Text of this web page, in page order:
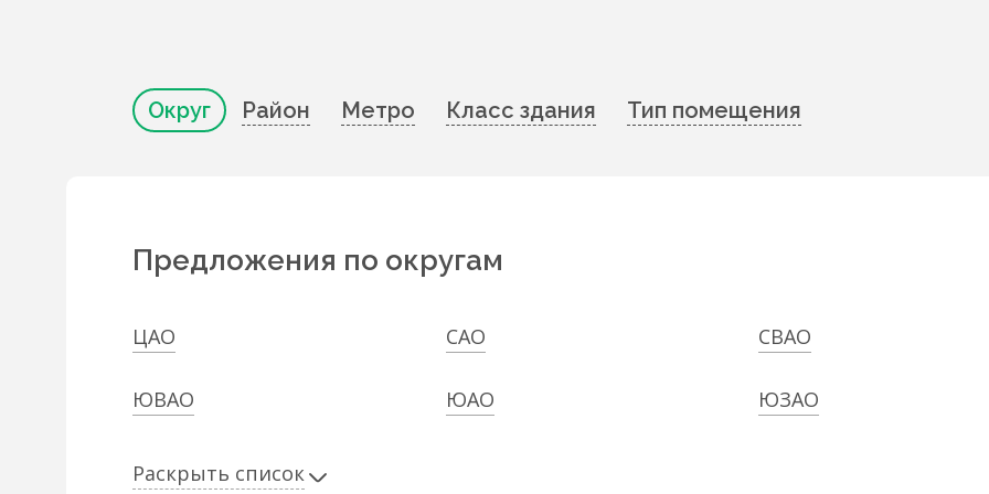
Округ Район Метро Класс здания Тип помещения
Предложения по округам
ЦАО САО СВАО
ЮВАО ЮАО ЮЗАО
Раскрыть список